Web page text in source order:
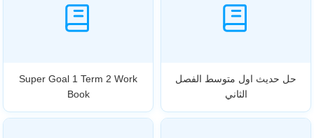
حل حديث اول متوسط الفصل
الثاني
Super Goal 1 Term 2 Work
Book